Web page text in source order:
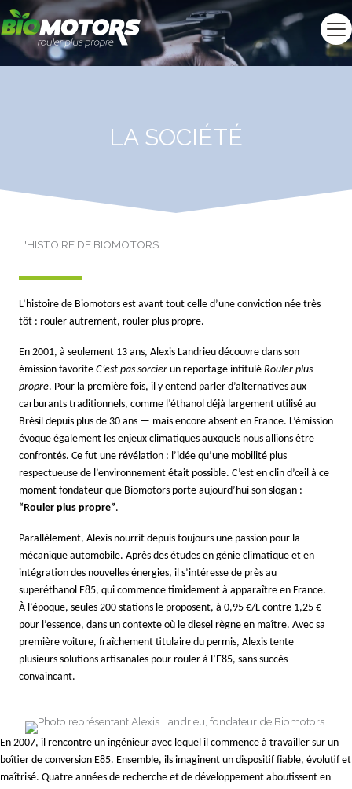
Aller
au
contenu
LA SOCIÉTÉ
L'HISTOIRE DE BIOMOTORS
L’histoire de Biomotors est avant tout celle d’une conviction née très
tôt : rouler autrement, rouler plus propre.
En 2001, à seulement 13 ans, Alexis Landrieu découvre dans son
émission favorite C’est pas sorcier un reportage intitulé Rouler plus
propre. Pour la première fois, il y entend parler d’alternatives aux
carburants traditionnels, comme l’éthanol déjà largement utilisé au
Brésil depuis plus de 30 ans — mais encore absent en France. L’émission
évoque également les enjeux climatiques auxquels nous allions être
confrontés. Ce fut une révélation : l’idée qu’une mobilité plus
respectueuse de l’environnement était possible. C’est en clin d’œil à ce
moment fondateur que Biomotors porte aujourd’hui son slogan :
“Rouler plus propre”.
Parallèlement, Alexis nourrit depuis toujours une passion pour la
mécanique automobile. Après des études en génie climatique et en
intégration des nouvelles énergies, il s’intéresse de près au
superéthanol E85, qui commence timidement à apparaître en France.
À l’époque, seules 200 stations le proposent, à 0,95 €/L contre 1,25 €
pour l’essence, dans un contexte où le diesel règne en maître. Avec sa
première voiture, fraîchement titulaire du permis, Alexis tente
plusieurs solutions artisanales pour rouler à l’E85, sans succès
convaincant.
En 2007, il rencontre un ingénieur avec lequel il commence à travailler sur un
boîtier de conversion E85. Ensemble, ils imaginent un dispositif fiable, évolutif et
maîtrisé. Quatre années de recherche et de développement aboutissent en